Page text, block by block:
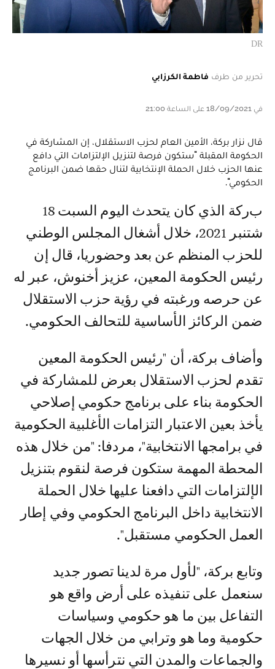
DR
تحرير من طرف فاطمة الكرزابي
في 18/09/2021 على الساعة 21:00
قال نزار بركة، الأمين العام لحزب الاستقلال، إن المشاركة في
الحكومة المقبلة "ستكون فرصة لتنزيل الإلتزامات التي دافع
عنها الحزب خلال الحملة الإنتخابية لتنال حقها ضمن البرنامج
الحكومي".
بركة الذي كان يتحدث اليوم السبت 18
شتنبر 2021، خلال أشغال المجلس الوطني
للحزب المنظم عن بعد وحضوريا، قال إن
رئيس الحكومة المعين، عزيز أخنوش، عبر له
عن حرصه ورغبته في رؤية حزب الاستقلال
ضمن الركائز الأساسية للتحالف الحكومي.
وأضاف بركة، أن "رئيس الحكومة المعين
تقدم لحزب الاستقلال بعرض للمشاركة في
الحكومة بناء على برنامج حكومي إصلاحي
يأخذ بعين الاعتبار التزامات الأغلبية الحكومية
في برامجها الانتخابية"، مردفا: "من خلال هذه
المحطة المهمة ستكون فرصة لنقوم بتنزيل
الإلتزامات التي دافعنا عليها خلال الحملة
الانتخابية داخل البرنامج الحكومي وفي إطار
العمل الحكومي مستقبل".
وتابع بركة، "لأول مرة لدينا تصور جديد
سنعمل على تنفيذه على أرض واقع هو
التفاعل بين ما هو حكومي وسياسات
حكومية وما هو وترابي من خلال الجهات
والجماعات والمدن التي نترأسها أو نسيرها